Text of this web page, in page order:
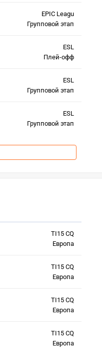
EPIC Leagu
Групповой этап
ESL
Плей-офф
ESL
Групповой этап
ESL
Групповой этап
TI15 CQ
Европа
TI15 CQ
Европа
TI15 CQ
Европа
TI15 CQ
Европа